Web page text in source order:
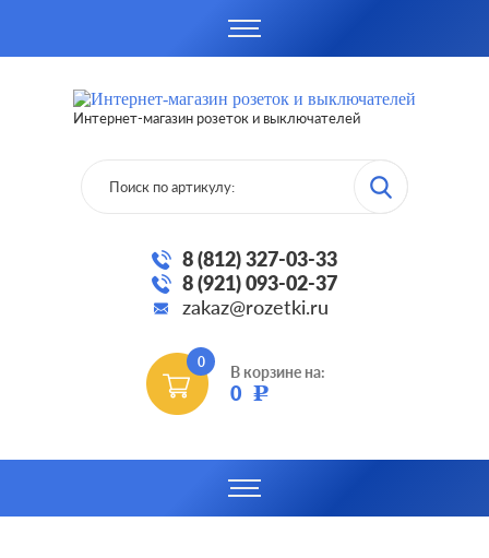
Интернет-магазин розеток и выключателей
8 (812) 327-03-33
8 (921) 093-02-37
zakaz@rozetki.ru
0
В корзине на:
0 Р